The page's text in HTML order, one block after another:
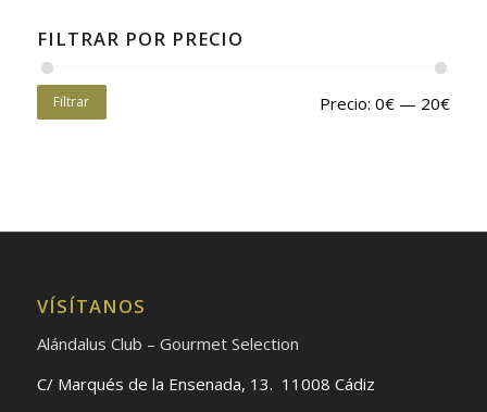
FILTRAR POR PRECIO
Filtrar Precio:0€ — 20€
VÍSÍTANOS
Alándalus Club – Gourmet Selection
C/ Marqués de la Ensenada, 13. 11008 Cádiz